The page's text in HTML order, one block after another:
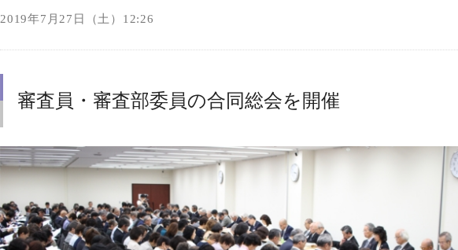
2019年7月27日（土）12:26
審査員・審査部委員の合同総会を開催